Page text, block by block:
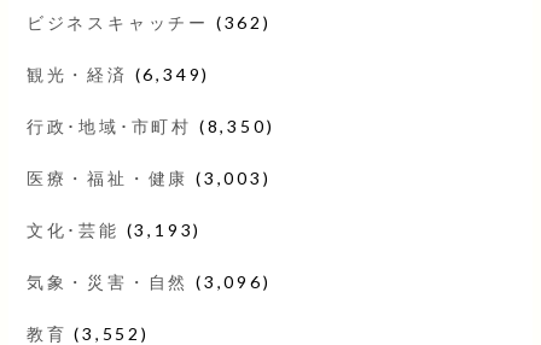
ビジネスキャッチー (362)
観光・経済 (6,349)
行政･地域･市町村 (8,350)
医療・福祉・健康 (3,003)
文化･芸能 (3,193)
気象・災害・自然 (3,096)
教育 (3,552)